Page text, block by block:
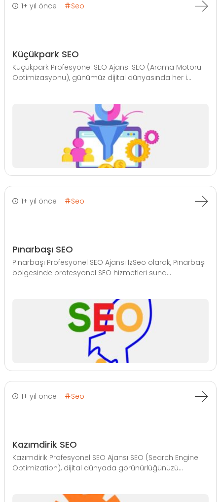
1+ yıl önce Seo
Küçükpark SEO
Küçükpark Profesyonel SEO Ajansı SEO (Arama Motoru
Optimizasyonu), günümüz dijital dünyasında her i...
1+ yıl önce Seo
Pınarbaşı SEO
Pınarbaşı Profesyonel SEO Ajansı İzSeo olarak, Pınarbaşı
bölgesinde profesyonel SEO hizmetleri suna...
1+ yıl önce Seo
Kazımdirik SEO
Kazımdirik Profesyonel SEO Ajansı SEO (Search Engine
Optimization), dijital dünyada görünürlüğünüzü...